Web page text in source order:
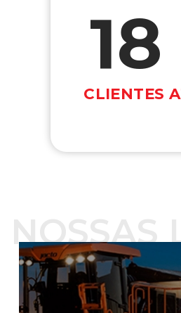
18
CLIENTES
NOSSAS